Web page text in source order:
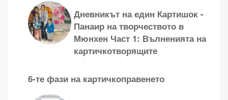
Дневникът на един Картишок -
Панаир на творчеството в
Мюнхен Част 1: Вълненията на
картичкотворящите
6-те фази на картичкоправенето